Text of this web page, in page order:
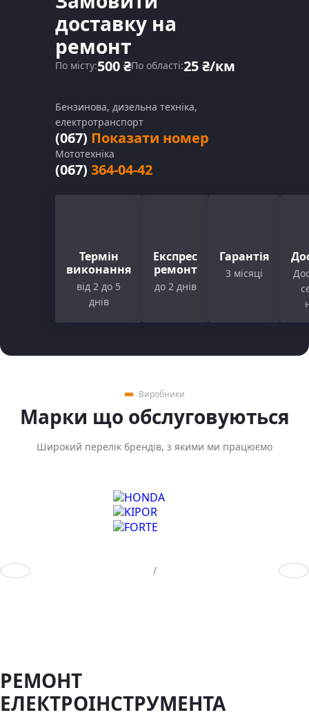
доставку на
ремонт
По місту:500 ₴По області:25 ₴/км
Бензинова, дизельна техніка,
електротранспорт
(067) Показати номер
Мототехніка
(067) 364-04-42
Термін
виконання
від 2 до 5
днів
Експрес
ремонт
до 2 днів
Гарантія
3 місяці
Виробники
Марки що обслуговуються
Широкий перелік брендів, з якими ми працюємо
Предыдущий слайд /
РЕМОНТ
ЕЛЕКТРОІНСТРУМЕНТА